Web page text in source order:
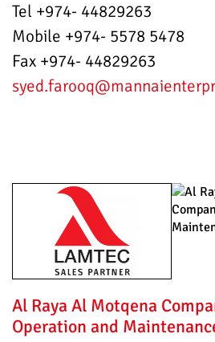
Tel +974- 44829263
Mobile +974- 5578 5478
Fax +974- 44829263
syed.farooq
Al Raya Al Motqena
Operation and